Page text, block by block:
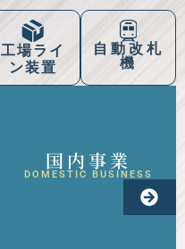
工場ライ
ン装置
自動改札
機
国内事業
DOMESTIC BUSINESS